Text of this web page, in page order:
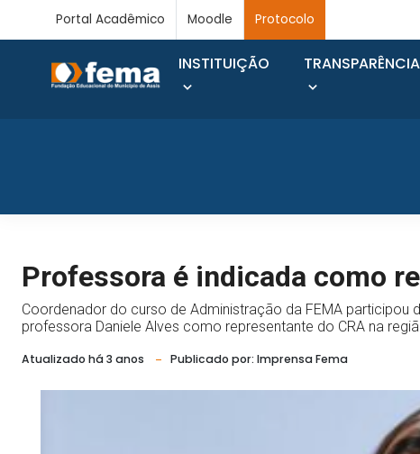
Portal Acadêmico Moodle Protocolo
INSTITUIÇÃO TRANSPARÊNCIA
Professora é indicada como
Coordenador do curso de Administração da FEMA participou
professora Daniele Alves como representante do CRA na
Atualizado há 3 anos Publicado por: Imprensa Fema